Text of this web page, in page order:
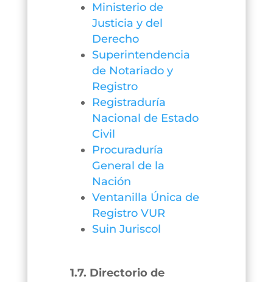
Ministerio de
Justicia y del
Derecho
Superintendencia
de Notariado y
Registro
Registraduría
Nacional de Estado
Civil
Procuraduría
General de la
Nación
Ventanilla Única de
Registro VUR
Suin Juriscol
1.7. Directorio de